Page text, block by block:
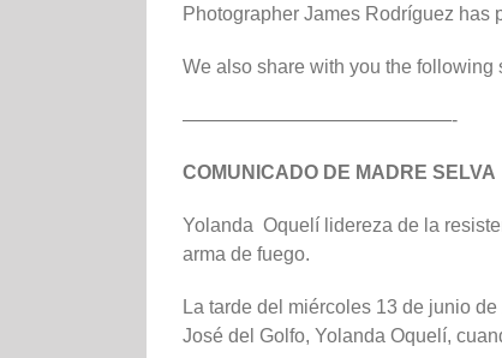
Photographer James Rodríguez has
We also share with you the
——————————————-
COMUNICADO DE MADRE SELVA
Yolanda Oquelí lidereza de la
arma de fuego.
La tarde del miércoles 13 de junio
José del Golfo, Yolanda Oquelí,